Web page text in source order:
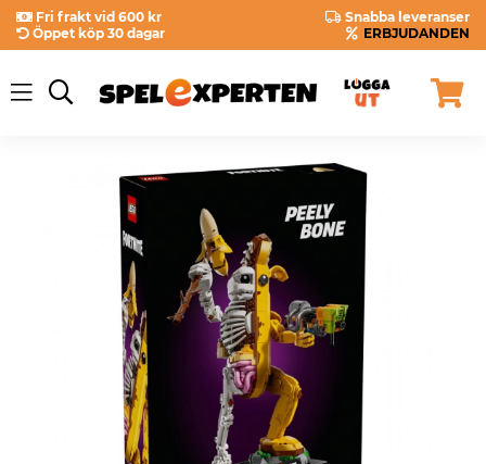
Fri frakt vid 600 kr
Snabba leveranser
Öppet köp 30 dagar
ERBJUDANDEN